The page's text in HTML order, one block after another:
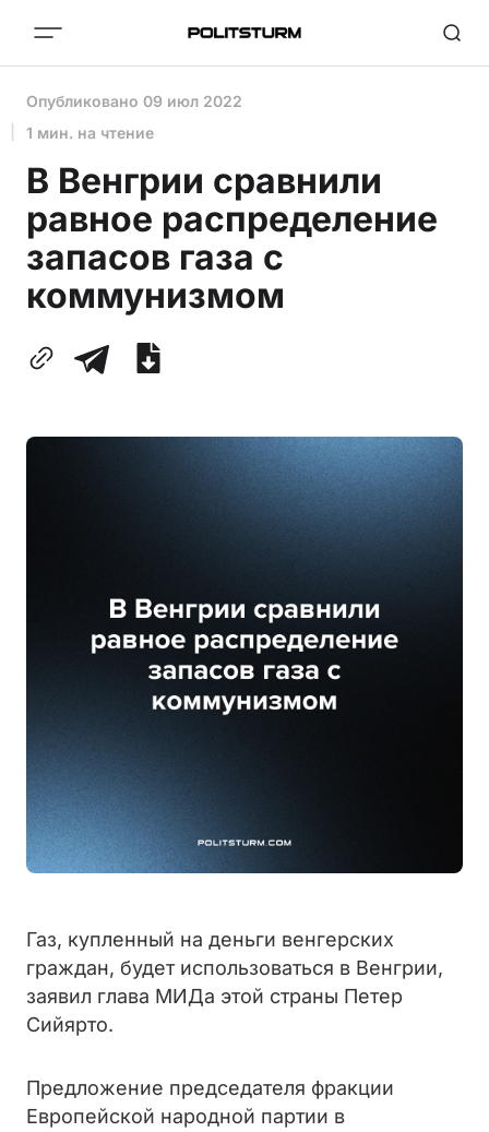
Опубликовано 09 июл 2022
1 мин. на чтение
В Венгрии сравнили
равное распределение
запасов газа с
коммунизмом
Газ, купленный на деньги венгерских
граждан, будет использоваться в Венгрии,
заявил глава МИДа этой страны Петер
Сийярто.
Предложение председателя фракции
Европейской народной партии в